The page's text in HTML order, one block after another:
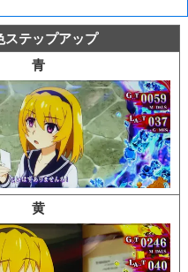
ステップアップ
青
黄